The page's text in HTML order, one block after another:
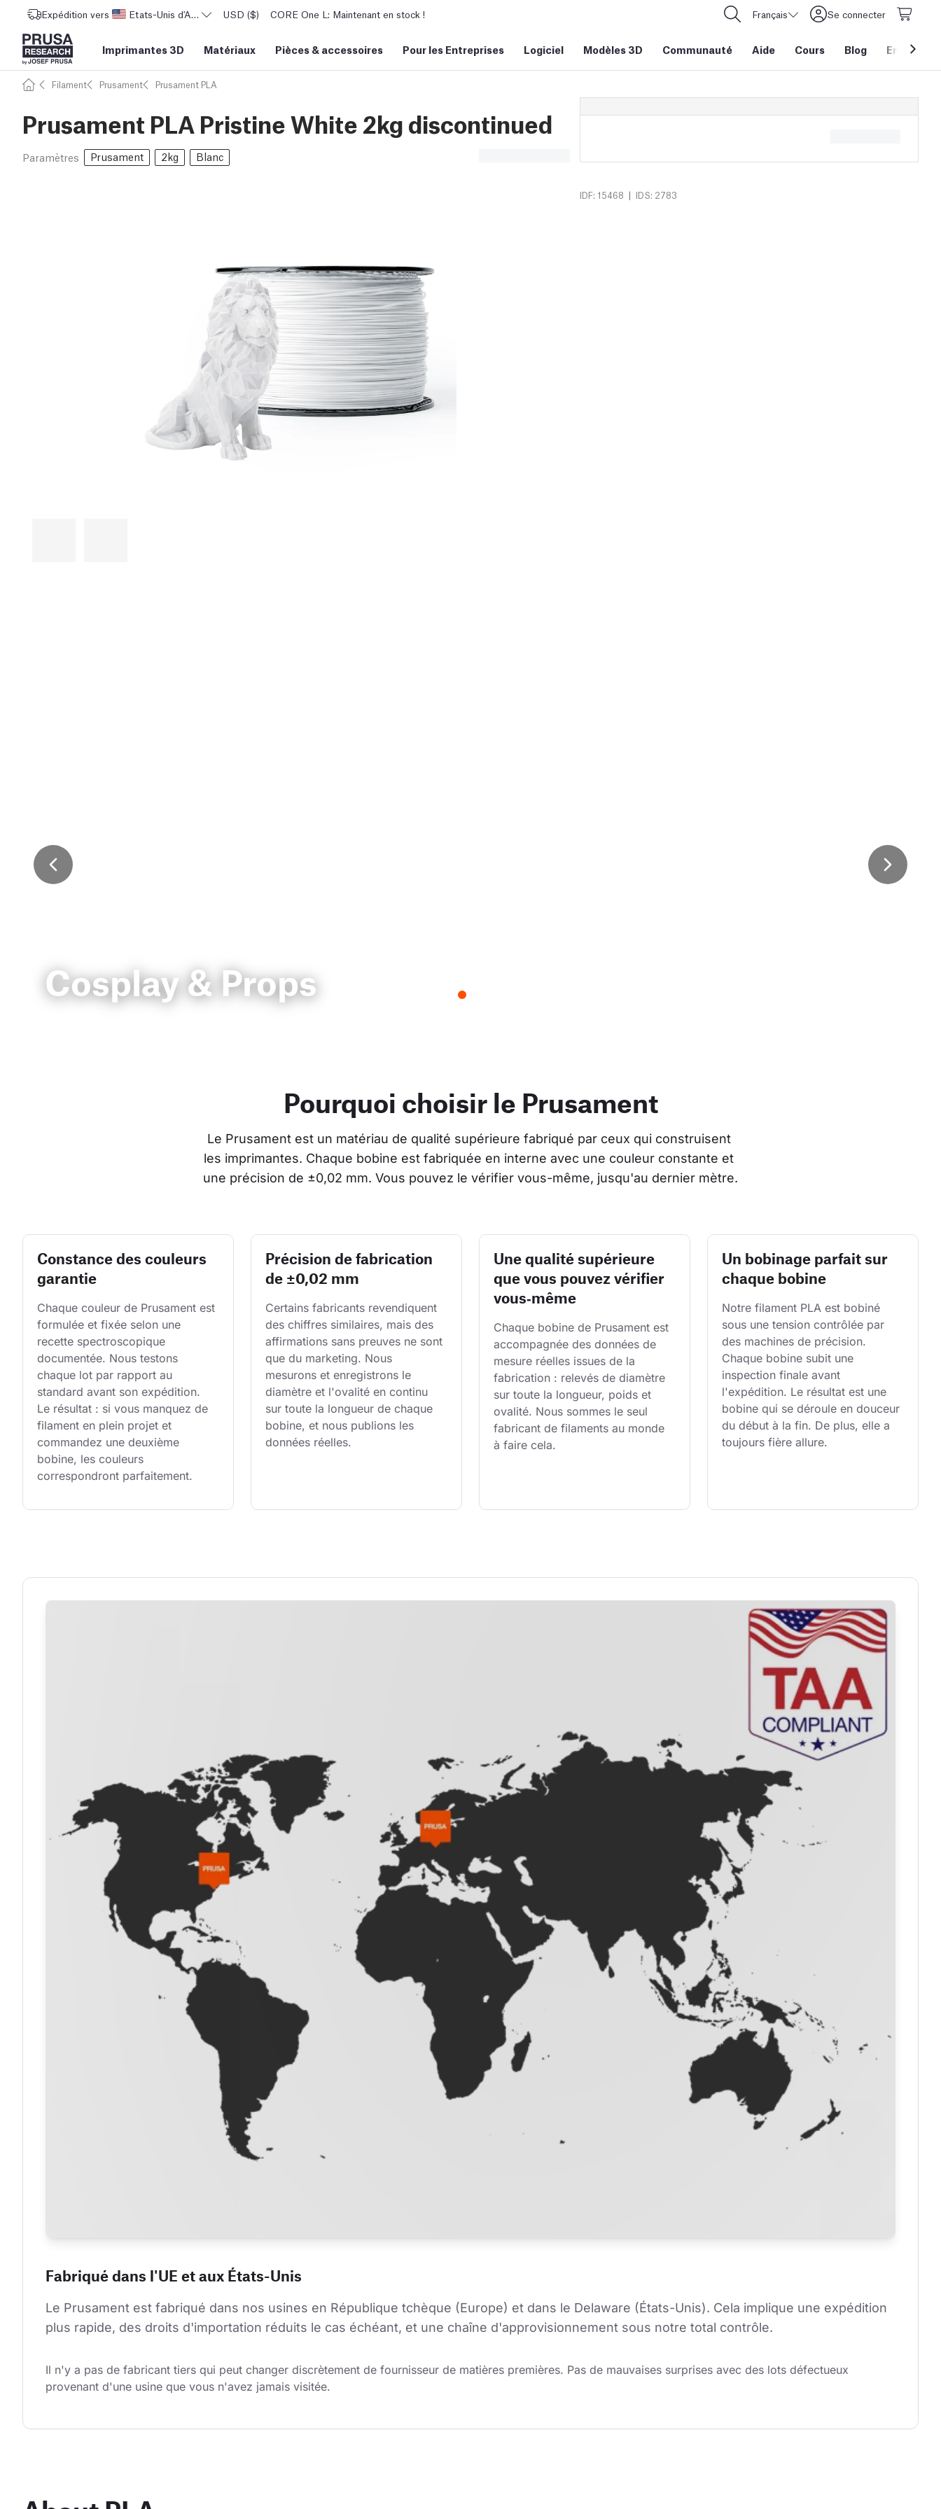
Expédition vers Etats-Unis d'AmériqueUSD ($) CORE One L: Maintenant en stock ! Français Se connecter
Imprimantes 3D Matériaux Pièces & accessoires Pour les Entreprises Logiciel Modèles 3D Communauté Aide Cours Blog Entreprise
Filament Prusament Prusament PLA
Prusament PLA Pristine White 2kg discontinued
Paramètres Prusament 2kg Blanc
IDF: 15468 | IDS: 2783
Cosplay & Props
Pourquoi choisir le Prusament
Le Prusament est un matériau de qualité supérieure fabriqué par ceux qui construisent
les imprimantes. Chaque bobine est fabriquée en interne avec une couleur constante et
une précision de ±0,02 mm. Vous pouvez le vérifier vous-même, jusqu'au dernier mètre.
Constance des couleurs
garantie
Chaque couleur de Prusament est
formulée et fixée selon une
recette spectroscopique
documentée. Nous testons
chaque lot par rapport au
standard avant son expédition.
Le résultat : si vous manquez de
filament en plein projet et
commandez une deuxième
bobine, les couleurs
correspondront parfaitement.
Précision de fabrication
de ±0,02 mm
Certains fabricants revendiquent
des chiffres similaires, mais des
affirmations sans preuves ne sont
que du marketing. Nous
mesurons et enregistrons le
diamètre et l'ovalité en continu
sur toute la longueur de chaque
bobine, et nous publions les
données réelles.
Une qualité supérieure
que vous pouvez vérifier
vous‑même
Chaque bobine de Prusament est
accompagnée des données de
mesure réelles issues de la
fabrication : relevés de diamètre
sur toute la longueur, poids et
ovalité. Nous sommes le seul
fabricant de filaments au monde
à faire cela.
Un bobinage parfait sur
chaque bobine
Notre filament PLA est bobiné
sous une tension contrôlée par
des machines de précision.
Chaque bobine subit une
inspection finale avant
l'expédition. Le résultat est une
bobine qui se déroule en douceur
du début à la fin. De plus, elle a
toujours fière allure.
Fabriqué dans l'UE et aux États-Unis
Le Prusament est fabriqué dans nos usines en République tchèque (Europe) et dans le Delaware (États-Unis). Cela implique une expédition
plus rapide, des droits d'importation réduits le cas échéant, et une chaîne d'approvisionnement sous notre total contrôle.
Il n'y a pas de fabricant tiers qui peut changer discrètement de fournisseur de matières premières. Pas de mauvaises surprises avec des lots défectueux
provenant d'une usine que vous n'avez jamais visitée.